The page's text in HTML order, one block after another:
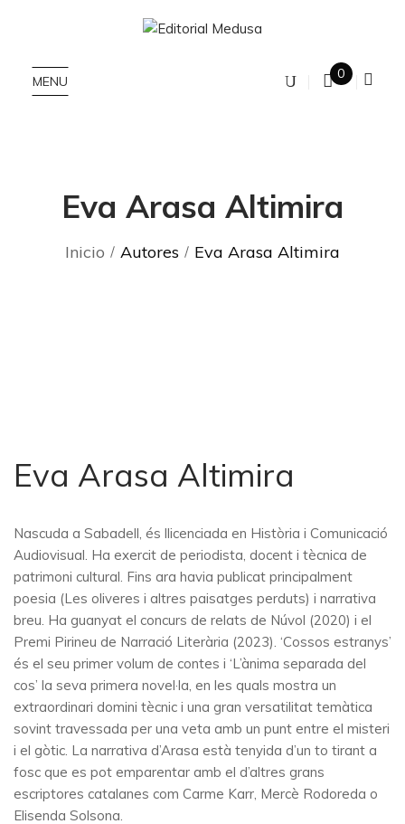
MENU 0
Eva Arasa Altimira
Inicio Autores Eva Arasa Altimira
Eva Arasa Altimira
Nascuda a Sabadell, és llicenciada en Història i Comunicació
Audiovisual. Ha exercit de periodista, docent i tècnica de
patrimoni cultural. Fins ara havia publicat principalment
poesia (Les oliveres i altres paisatges perduts) i narrativa
breu. Ha guanyat el concurs de relats de Núvol (2020) i el
Premi Pirineu de Narració Literària (2023). ‘Cossos estranys’
és el seu primer volum de contes i ‘L’ànima separada del
cos’ la seva primera novel·la, en les quals mostra un
extraordinari domini tècnic i una gran versatilitat temàtica
sovint travessada per una veta amb un punt entre el misteri
i el gòtic. La narrativa d’Arasa està tenyida d’un to tirant a
fosc que es pot emparentar amb el d’altres grans
escriptores catalanes com Carme Karr, Mercè Rodoreda o
Elisenda Solsona.